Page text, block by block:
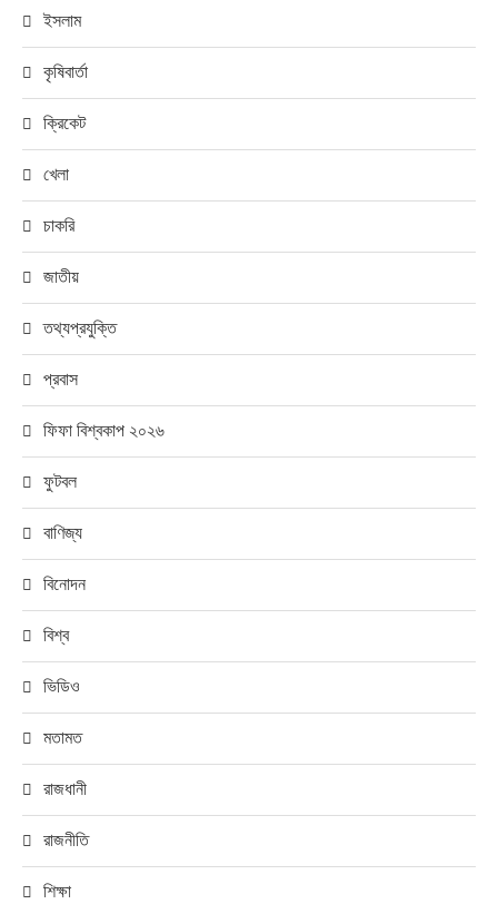
ইসলাম
কৃষিবার্তা
ক্রিকেট
খেলা
চাকরি
জাতীয়
তথ্যপ্রযুক্তি
প্রবাস
ফিফা বিশ্বকাপ ২০২৬
ফুটবল
বাণিজ্য
বিনোদন
বিশ্ব
ভিডিও
মতামত
রাজধানী
রাজনীতি
শিক্ষা